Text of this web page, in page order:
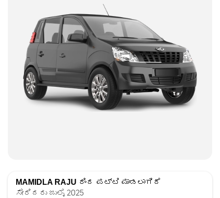
MAMIDLA RAJU ರಿಂದ ಪಟ್ಟಿ ಮಾಡಲಾಗಿದೆ
ಸೇರಿದರು ಜುಲೈ 2025